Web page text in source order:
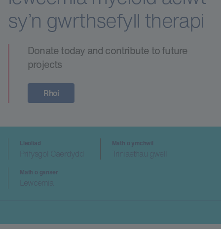
sy’n gwrthsefyll therapi
Donate today and contribute to future
projects
Rhoi
Lleoliad
Prifysgol Caerdydd
Math o ymchwil
Triniaethau gwell
Math o ganser
Lewcemia